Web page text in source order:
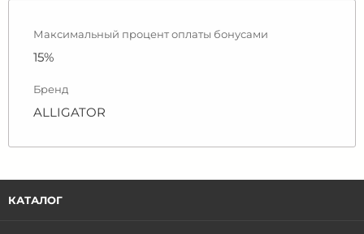
Максимальный процент оплаты бонусами
15%
Бренд
ALLIGATOR
КАТАЛОГ